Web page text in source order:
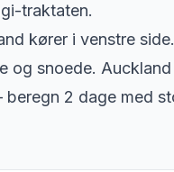
traktaten.
kører i venstre
og snoede.
2 dage med